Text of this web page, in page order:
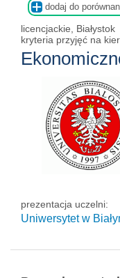
dodaj do
licencjackie, Białystok
kryteria przyjęć na
prezentacja uczelni:
Uniwersytet w